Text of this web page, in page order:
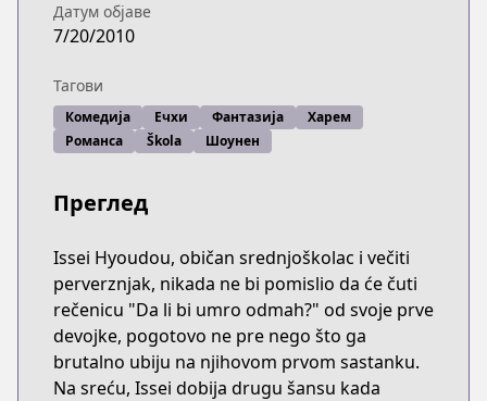
Датум објаве
7/20/2010
Тагови
Комедија Ечхи Фантазија
Харем
Романса
Škola Шоунен
Преглед
Issei Hyoudou, običan srednjoškolac i večiti
perverznjak, nikada ne bi pomislio da će čuti
rečenicu "Da li bi umro odmah?" od svoje prve
devojke, pogotovo ne pre nego što ga
brutalno ubiju na njihovom prvom sastanku.
Na sreću, Issei dobija drugu šansu kada